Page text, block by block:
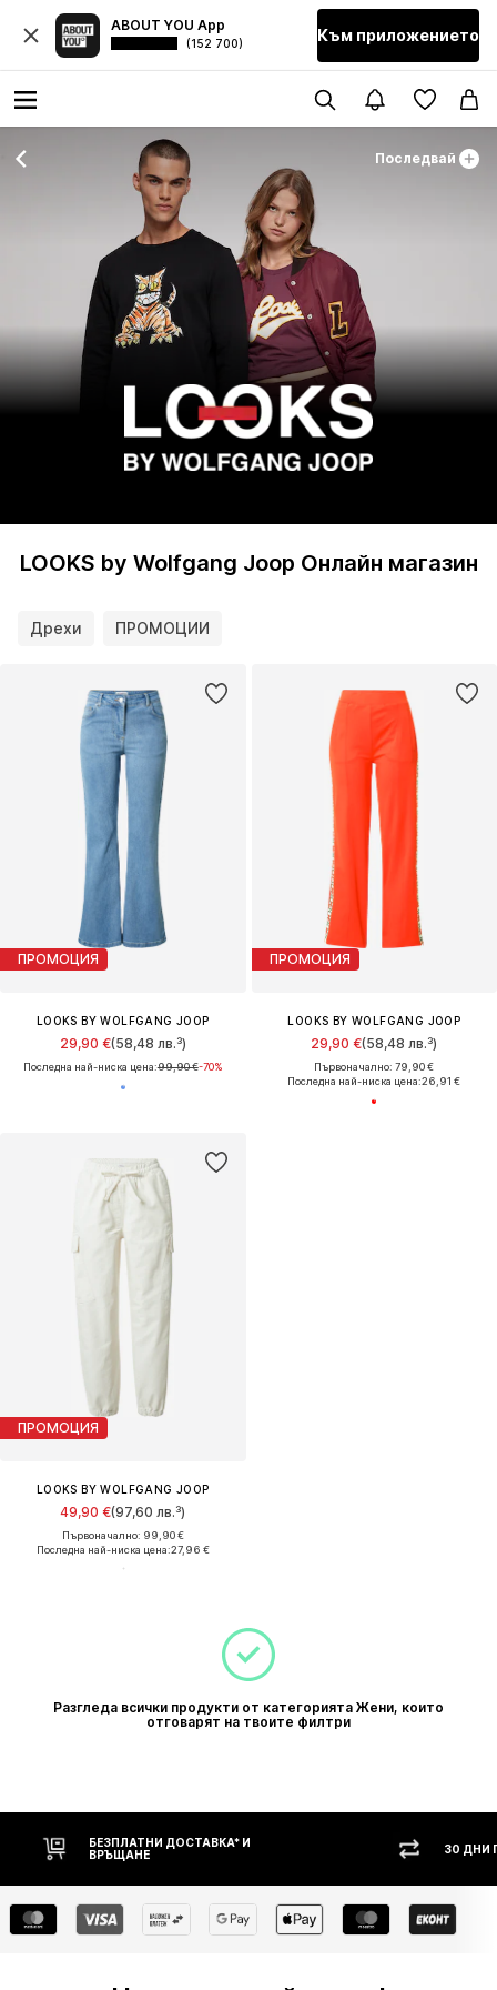
ABOUT YOU App
(152 700) Към приложението
Последвай
LOOKS by Wolfgang Joop Онлайн магазин
Дрехи ПРОМОЦИИ
ПРОМОЦИЯ
LOOKS BY WOLFGANG JOOP
29,90 €(58,48 лв.³)
Последна най-ниска цена:99,90 €-70%
ПРОМОЦИЯ
LOOKS BY WOLFGANG JOOP
29,90 €(58,48 лв.³)
Първоначално: 79,90 €
Последна най-ниска цена:26,91 €
ПРОМОЦИЯ
LOOKS BY WOLFGANG JOOP
49,90 €(97,60 лв.³)
Първоначално: 99,90 €
Последна най-ниска цена:27,96 €
Разгледа всички продукти от категорията Жени, които
отговарят на твоите филтри
БЕЗПЛАТНИ ДОСТАВКА* И
ВРЪЩАНЕ
30 ДНИ